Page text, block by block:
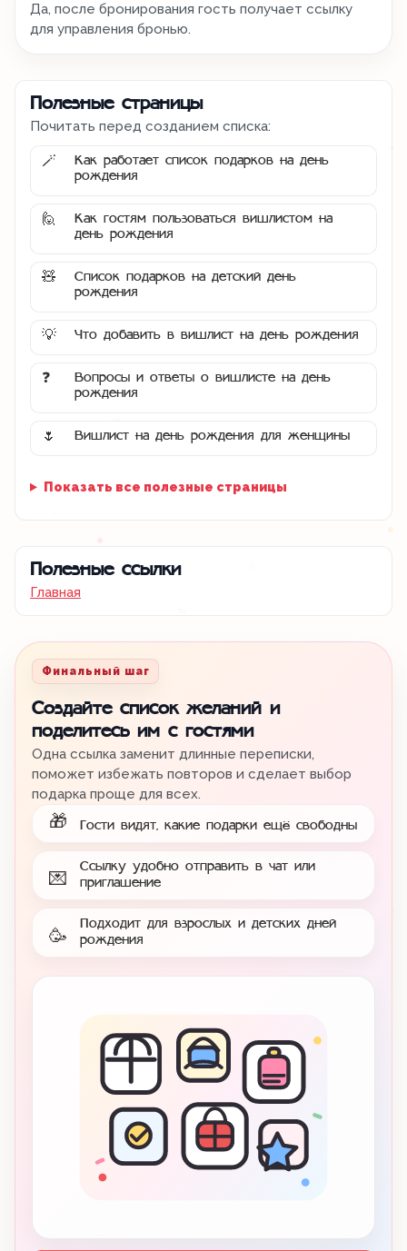
Да, после бронирования гость получает ссылку
для управления бронью.
Полезные страницы
Почитать перед созданием списка:
🪄
Как работает список подарков на день
рождения
🙋
Как гостям пользоваться вишлистом на
день рождения
🧸
Список подарков на детский день
рождения
💡 Что добавить в вишлист на день рождения
❓
Вопросы и ответы о вишлисте на день
рождения
🌷 Вишлист на день рождения для женщины
Показать все полезные страницы
Полезные ссылки
Главная
Финальный шаг
Создайте список желаний и
поделитесь им с гостями
Одна ссылка заменит длинные переписки,
поможет избежать повторов и сделает выбор
подарка проще для всех.
🎁 Гости видят, какие подарки ещё свободны
💌
Ссылку удобно отправить в чат или
приглашение
🥳
Подходит для взрослых и детских дней
рождения